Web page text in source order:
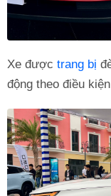
Xe được trang bị
động theo điều